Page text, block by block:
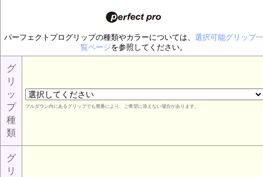
パーフェクトプログリップの種類やカラーについては、 選択可能グリップ一
覧ページを参照してください。
グ
リ
ッ
プ
種
類
プルダウン内にあるグリップでも廃番により、ご希望に添えない場合があります。
グ
リ